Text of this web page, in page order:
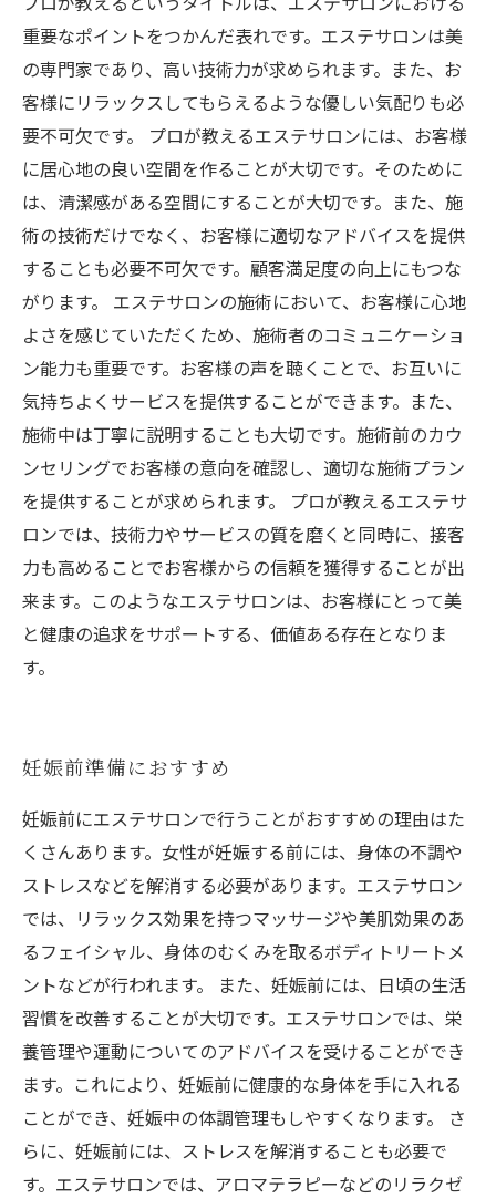
重要なポイントをつかんだ表れです。エステサロンは美
の専門家であり、高い技術力が求められます。また、お
客様にリラックスしてもらえるような優しい気配りも必
要不可欠です。 プロが教えるエステサロンには、お客様
に居心地の良い空間を作ることが大切です。そのために
は、清潔感がある空間にすることが大切です。また、施
術の技術だけでなく、お客様に適切なアドバイスを提供
することも必要不可欠です。顧客満足度の向上にもつな
がります。 エステサロンの施術において、お客様に心地
よさを感じていただくため、施術者のコミュニケーショ
ン能力も重要です。お客様の声を聴くことで、お互いに
気持ちよくサービスを提供することができます。また、
施術中は丁寧に説明することも大切です。施術前のカウ
ンセリングでお客様の意向を確認し、適切な施術プラン
を提供することが求められます。 プロが教えるエステサ
ロンでは、技術力やサービスの質を磨くと同時に、接客
力も高めることでお客様からの信頼を獲得することが出
来ます。このようなエステサロンは、お客様にとって美
と健康の追求をサポートする、価値ある存在となりま
す。
妊娠前準備におすすめ
妊娠前にエステサロンで行うことがおすすめの理由はた
くさんあります。女性が妊娠する前には、身体の不調や
ストレスなどを解消する必要があります。エステサロン
では、リラックス効果を持つマッサージや美肌効果のあ
るフェイシャル、身体のむくみを取るボディトリートメ
ントなどが行われます。 また、妊娠前には、日頃の生活
習慣を改善することが大切です。エステサロンでは、栄
養管理や運動についてのアドバイスを受けることができ
ます。これにより、妊娠前に健康的な身体を手に入れる
ことができ、妊娠中の体調管理もしやすくなります。 さ
らに、妊娠前には、ストレスを解消することも必要で
す。エステサロンでは、アロマテラピーなどのリラクゼ